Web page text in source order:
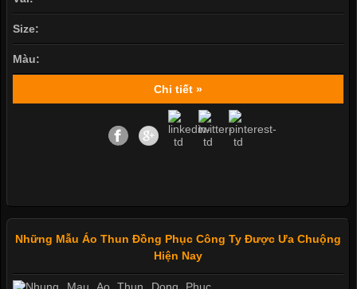
Size:
Màu:
Chi tiết »
Những Mẫu Áo Thun Đồng Phục Công Ty Được Ưa Chuộng
Hiện Nay